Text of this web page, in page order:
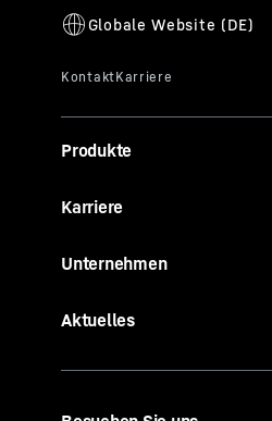
Produkte
Karriere
Unternehmen
Aktuelles